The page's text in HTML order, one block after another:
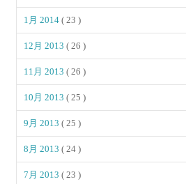
1月 2014( 23 )
12月 2013( 26 )
11月 2013( 26 )
10月 2013( 25 )
9月 2013( 25 )
8月 2013( 24 )
7月 2013( 23 )